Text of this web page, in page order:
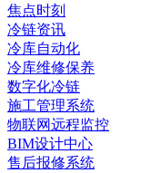
焦点时刻
冷链资讯
冷库自动化
冷库维修保养
数字化冷链
施工管理系统
物联网远程监控
BIM设计中心
售后报修系统